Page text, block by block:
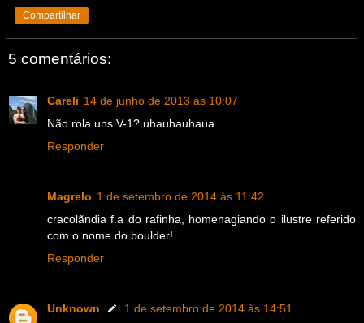
Compartilhar
5 comentários:
Careli 14 de junho de 2013 às 10:07
Não rola uns V-1? uhauhauhaua
Responder
Magrelo 1 de setembro de 2014 às 11:42
cracolãndia f.a do rafinha, homenagiando o ilustre referido
com o nome do boulder!
Responder
Unknown
1 de setembro de 2014 às 14:51